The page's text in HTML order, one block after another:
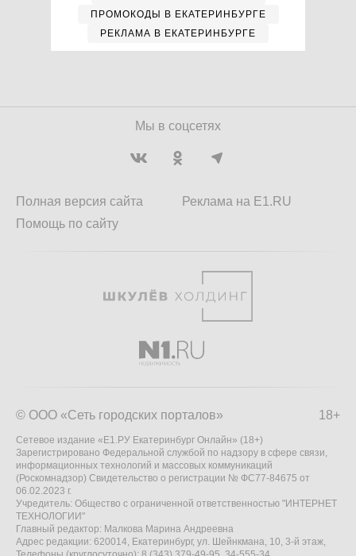
ПРОМОКОДЫ В ЕКАТЕРИНБУРГЕ
РЕКЛАМА В ЕКАТЕРИНБУРГЕ
Мы в соцсетях
Полная версия сайта
Помощь по сайту
Реклама на E1.RU
18+
© ООО «Сеть городских порталов»
Сетевое издание «Е1.РУ Екатеринбург Онлайн» (18+)
Зарегистрировано Федеральной службой по надзору в сфере связи,
информационных технологий и массовых коммуникаций
(Роскомнадзор) Свидетельство о регистрации № ФС77-84675 от
06.02.2023 г.
Учредитель: Общество с ограниченной ответственностью "ИНТЕРНЕТ
ТЕХНОЛОГИИ"
Главный редактор: Малкова Марина Андреевна
Адрес редакции: 620014, Екатеринбург, ул. Шейнкмана, 10, 3-й этаж,